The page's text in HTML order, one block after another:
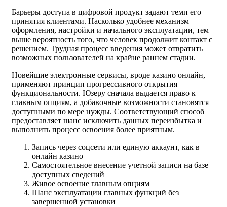
Барьеры доступа в цифровой продукт задают темп его
принятия клиентами. Насколько удобнее механизм
оформления, настройки и начального эксплуатации, тем
выше вероятность того, что человек продолжит контакт с
решением. Трудная процесс введения может отвратить
возможных пользователей на крайне раннем стадии.
Новейшие электронные сервисы, вроде казино онлайн,
применяют принцип прогрессивного открытия
функциональности. Юзеру сначала выдается право к
главным опциям, а добавочные возможности становятся
доступными по мере нужды. Соответствующий способ
предоставляет шанс исключить данных переизбытка и
выполнить процесс освоения более приятным.
Запись через соцсети или единую аккаунт, как в
онлайн казино
Самостоятельное внесение учетной записи на базе
доступных сведений
Живое освоение главным опциям
Шанс эксплуатации главных функций без
завершенной установки